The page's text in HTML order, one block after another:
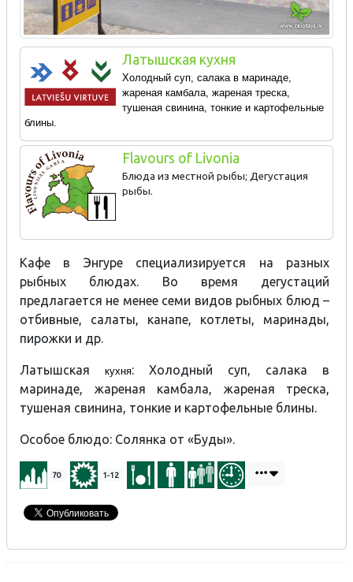
Латышская кухня
Холодный суп, салака в маринаде,
жареная камбала, жареная треска,
тушеная свинина, тонкие и картофельные
блины.
Flavours of Livonia
Блюда из местной рыбы; Дегустация
рыбы.
Кафе в Энгуре специализируется на разных
рыбных блюдах. Во время дегустаций
предлагается не менее семи видов рыбных блюд –
отбивные, салаты, канапе, котлеты, маринады,
пирожки и др.
Латышскаякухня: Холодный суп, салака в
маринаде, жареная камбала, жареная треска,
тушеная свинина, тонкие и картофельные блины.
Особое блюдо: Солянка от «Буды».
70 1-12